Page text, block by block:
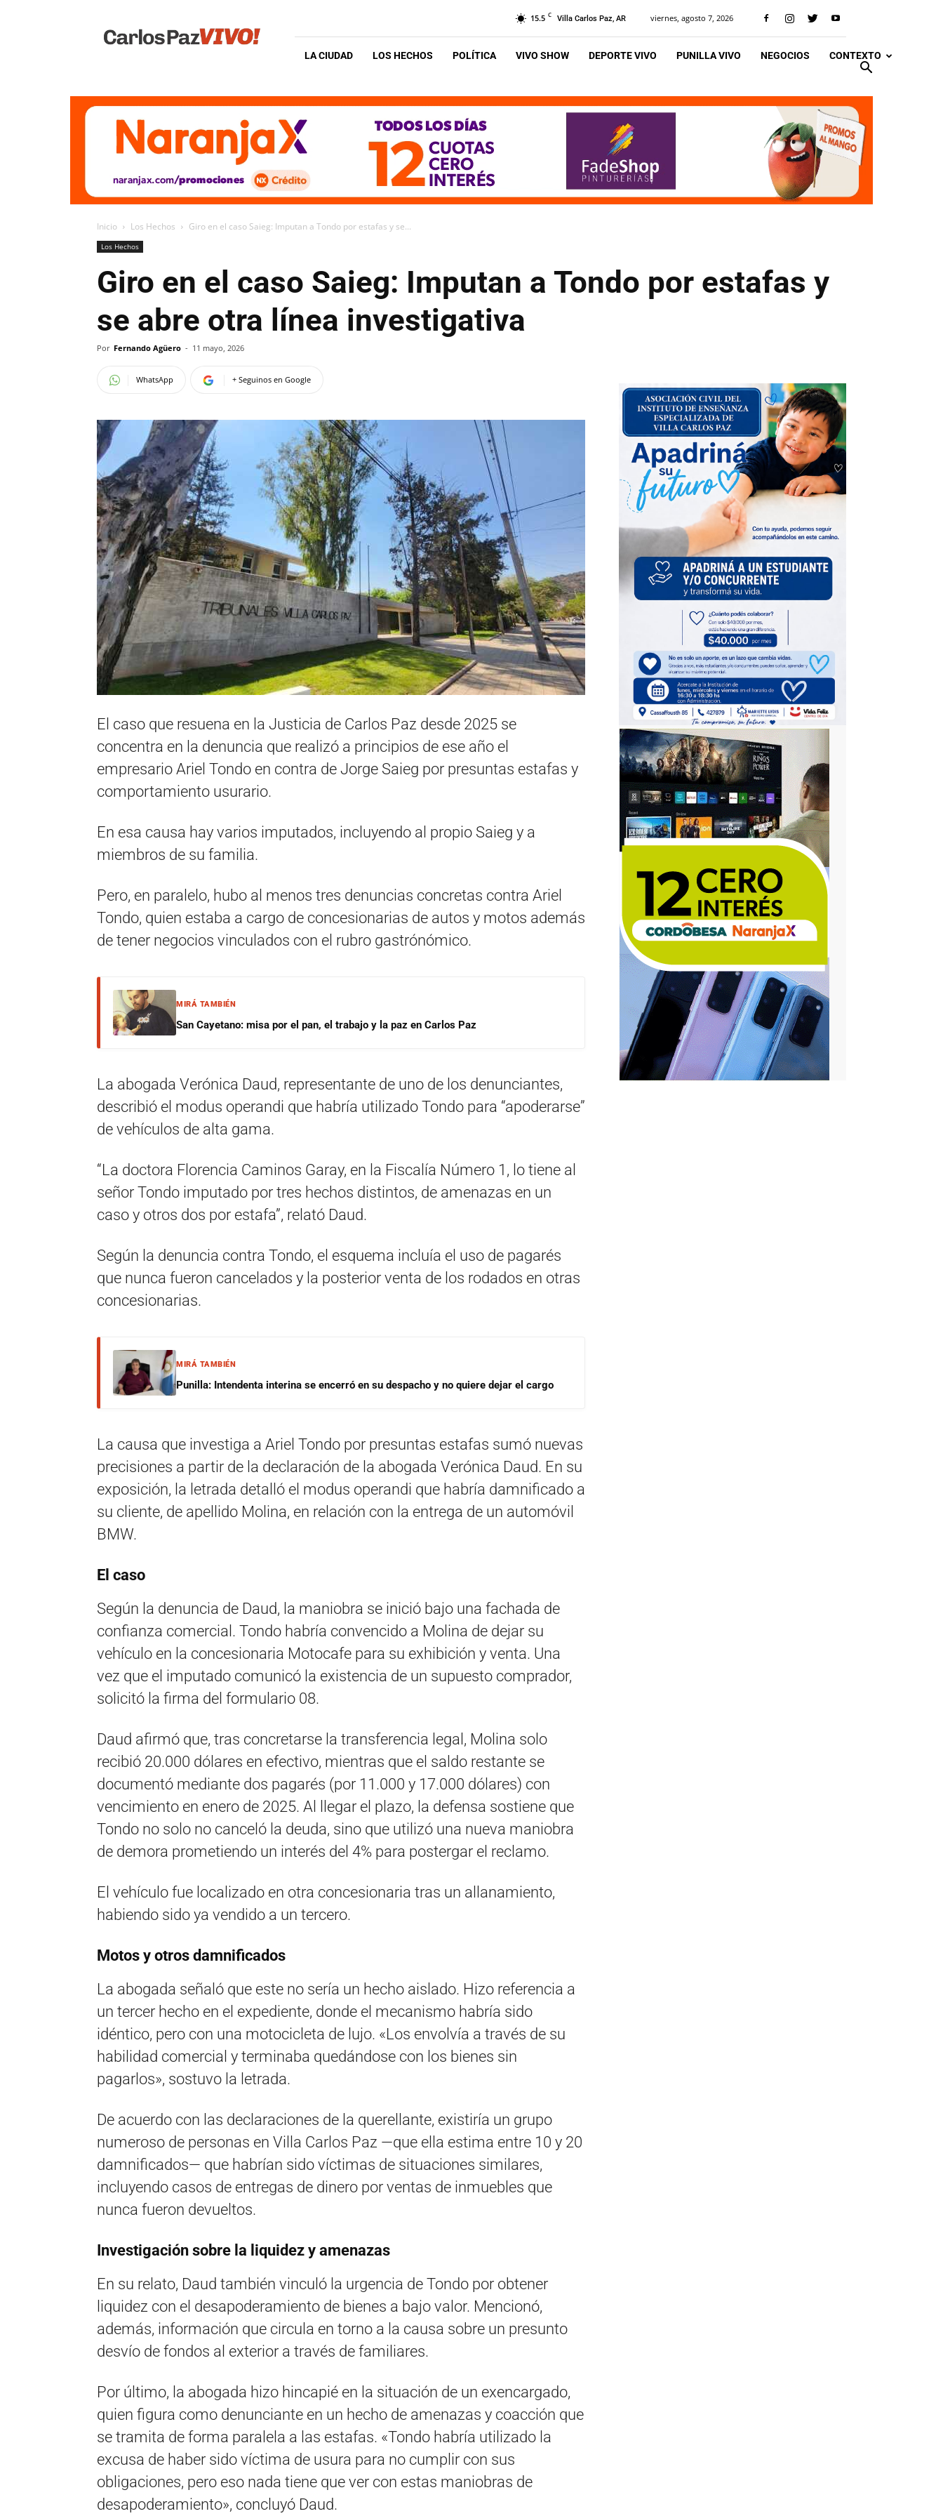
Vivo
15.5 C Villa Carlos Paz, AR viernes, agosto 7, 2026
LA CIUDAD LOS HECHOS POLÍTICA VIVO SHOW DEPORTE VIVO PUNILLA VIVO NEGOCIOS CONTEXTO
Inicio Los Hechos Giro en el caso Saieg: Imputan a Tondo por estafas y se...
Los Hechos
Giro en el caso Saieg: Imputan a Tondo por estafas y
se abre otra línea investigativa
Por Fernando Agüero - 11 mayo, 2026
WhatsApp + Seguinos en Google
El caso que resuena en la Justicia de Carlos Paz desde 2025 se
concentra en la denuncia que realizó a principios de ese año el
empresario Ariel Tondo en contra de Jorge Saieg por presuntas estafas y
comportamiento usurario.
En esa causa hay varios imputados, incluyendo al propio Saieg y a
miembros de su familia.
Pero, en paralelo, hubo al menos tres denuncias concretas contra Ariel
Tondo, quien estaba a cargo de concesionarias de autos y motos además
de tener negocios vinculados con el rubro gastrónómico.
MIRÁ TAMBIÉN
San Cayetano: misa por el pan, el trabajo y la paz en Carlos Paz
La abogada Verónica Daud, representante de uno de los denunciantes,
describió el modus operandi que habría utilizado Tondo para “apoderarse”
de vehículos de alta gama.
“La doctora Florencia Caminos Garay, en la Fiscalía Número 1, lo tiene al
señor Tondo imputado por tres hechos distintos, de amenazas en un
caso y otros dos por estafa”, relató Daud.
Según la denuncia contra Tondo, el esquema incluía el uso de pagarés
que nunca fueron cancelados y la posterior venta de los rodados en otras
concesionarias.
MIRÁ TAMBIÉN
Punilla: Intendenta interina se encerró en su despacho y no quiere dejar el cargo
La causa que investiga a Ariel Tondo por presuntas estafas sumó nuevas
precisiones a partir de la declaración de la abogada Verónica Daud. En su
exposición, la letrada detalló el modus operandi que habría damnificado a
su cliente, de apellido Molina, en relación con la entrega de un automóvil
BMW.
El caso
Según la denuncia de Daud, la maniobra se inició bajo una fachada de
confianza comercial. Tondo habría convencido a Molina de dejar su
vehículo en la concesionaria Motocafe para su exhibición y venta. Una
vez que el imputado comunicó la existencia de un supuesto comprador,
solicitó la firma del formulario 08.
Daud afirmó que, tras concretarse la transferencia legal, Molina solo
recibió 20.000 dólares en efectivo, mientras que el saldo restante se
documentó mediante dos pagarés (por 11.000 y 17.000 dólares) con
vencimiento en enero de 2025. Al llegar el plazo, la defensa sostiene que
Tondo no solo no canceló la deuda, sino que utilizó una nueva maniobra
de demora prometiendo un interés del 4% para postergar el reclamo.
El vehículo fue localizado en otra concesionaria tras un allanamiento,
habiendo sido ya vendido a un tercero.
Motos y otros damnificados
La abogada señaló que este no sería un hecho aislado. Hizo referencia a
un tercer hecho en el expediente, donde el mecanismo habría sido
idéntico, pero con una motocicleta de lujo. «Los envolvía a través de su
habilidad comercial y terminaba quedándose con los bienes sin
pagarlos», sostuvo la letrada.
De acuerdo con las declaraciones de la querellante, existiría un grupo
numeroso de personas en Villa Carlos Paz —que ella estima entre 10 y 20
damnificados— que habrían sido víctimas de situaciones similares,
incluyendo casos de entregas de dinero por ventas de inmuebles que
nunca fueron devueltos.
Investigación sobre la liquidez y amenazas
En su relato, Daud también vinculó la urgencia de Tondo por obtener
liquidez con el desapoderamiento de bienes a bajo valor. Mencionó,
además, información que circula en torno a la causa sobre un presunto
desvío de fondos al exterior a través de familiares.
Por último, la abogada hizo hincapié en la situación de un exencargado,
quien figura como denunciante en un hecho de amenazas y coacción que
se tramita de forma paralela a las estafas. «Tondo habría utilizado la
excusa de haber sido víctima de usura para no cumplir con sus
obligaciones, pero eso nada tiene que ver con estas maniobras de
desapoderamiento», concluyó Daud.